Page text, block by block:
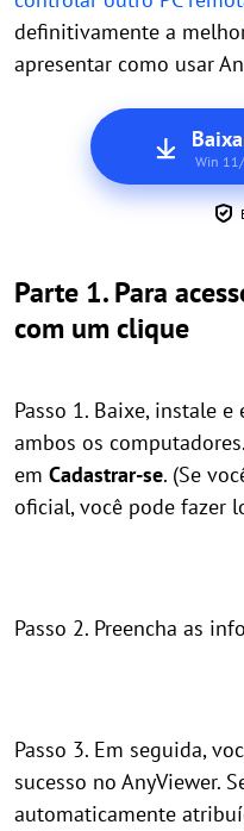
definitivamente a
apresentar como usar
Win
Parte 1. Para
com um clique
Passo 1. Baixe, instale
ambos os
em Cadastrar-se. (Se
oficial, você pode fazer
Passo 2. Preencha as
Passo 3. Em seguida,
sucesso no AnyViewer.
automaticamente